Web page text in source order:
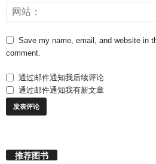
Save my name, email, and website in
comment.
通过邮件通知我后续评论
通过邮件通知我有新文章
推荐图书